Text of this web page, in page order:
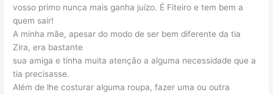
vosso primo nunca mais ganha juízo. É Fiteiro e tem bem a
quem sair!
A minha mãe, apesar do modo de ser bem diferente da tia
Zira, era bastante
sua amiga e tinha muita atenção a alguma necessidade que a
tia precisasse.
Além de lhe costurar alguma roupa, fazer uma ou outra